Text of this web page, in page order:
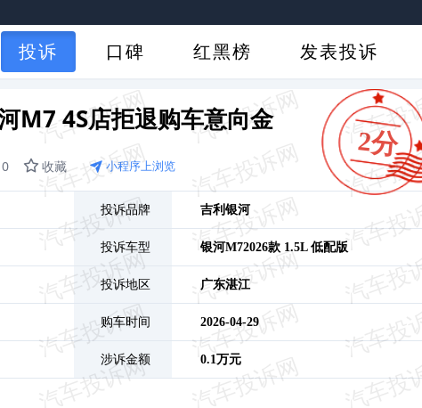
投诉 口碑 红黑榜 发表投诉
2分
M7 4S店拒退购车意向金
0 收藏 小程序上浏览
投诉品牌 吉利银河
投诉车型 银河M72026款 1.5L 低配版
投诉地区 广东湛江
购车时间 2026-04-29
涉诉金额 0.1万元